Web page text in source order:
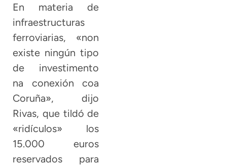
En materia de
infraestructuras
ferroviarias, «non
existe ningún tipo
de investimento
na conexión coa
Coruña», dijo
Rivas, que tildó de
«ridículos» los
15.000 euros
reservados para